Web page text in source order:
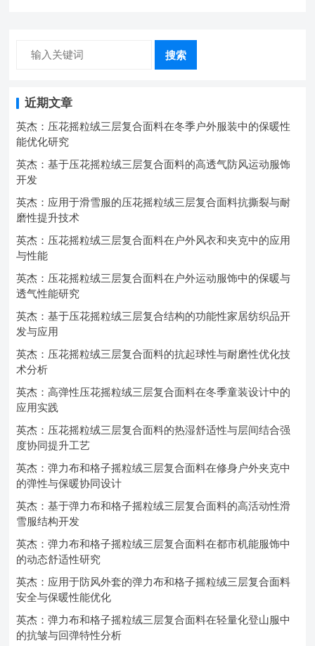
搜索
近期文章
英杰：压花摇粒绒三层复合面料在冬季户外服装中的保暖性
能优化研究
英杰：基于压花摇粒绒三层复合面料的高透气防风运动服饰
开发
英杰：应用于滑雪服的压花摇粒绒三层复合面料抗撕裂与耐
磨性提升技术
英杰：压花摇粒绒三层复合面料在户外风衣和夹克中的应用
与性能
英杰：压花摇粒绒三层复合面料在户外运动服饰中的保暖与
透气性能研究
英杰：基于压花摇粒绒三层复合结构的功能性家居纺织品开
发与应用
英杰：压花摇粒绒三层复合面料的抗起球性与耐磨性优化技
术分析
英杰：高弹性压花摇粒绒三层复合面料在冬季童装设计中的
应用实践
英杰：压花摇粒绒三层复合面料的热湿舒适性与层间结合强
度协同提升工艺
英杰：弹力布和格子摇粒绒三层复合面料在修身户外夹克中
的弹性与保暖协同设计
英杰：基于弹力布和格子摇粒绒三层复合面料的高活动性滑
雪服结构开发
英杰：弹力布和格子摇粒绒三层复合面料在都市机能服饰中
的动态舒适性研究
英杰：应用于防风外套的弹力布和格子摇粒绒三层复合面料
安全与保暖性能优化
英杰：弹力布和格子摇粒绒三层复合面料在轻量化登山服中
的抗皱与回弹特性分析